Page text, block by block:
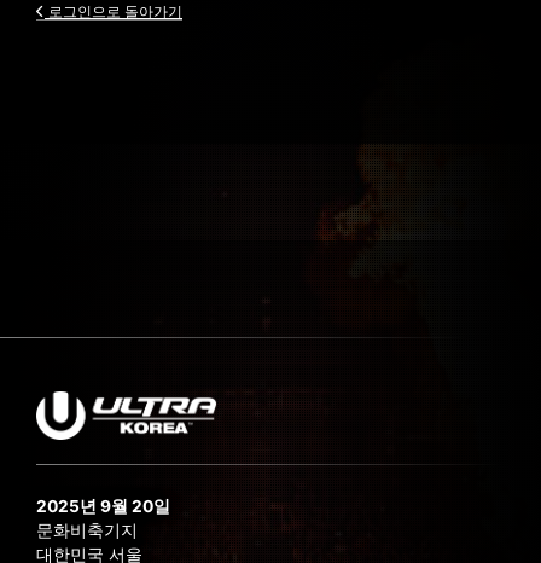
로그인으로 돌아가기
2025년 9월 20일
문화비축기지
대한민국 서울